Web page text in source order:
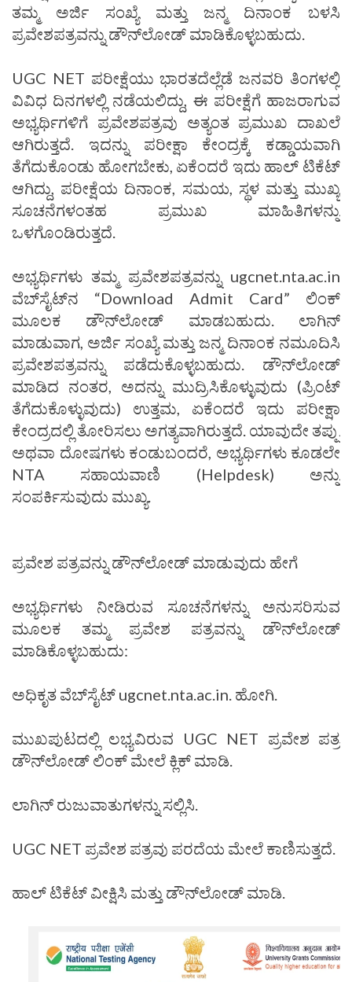
ತಮ್ಮ ಅರ್ಜಿ ಸಂಖ್ಯೆ ಮತ್ತು ಜನ್ಮ ದಿನಾಂಕ ಬಳಸಿ
ಪ್ರವೇಶಪತ್ರವನ್ನು ಡೌನ್‌ಲೋಡ್ ಮಾಡಿಕೊಳ್ಳಬಹುದು.
UGC NET ಪರೀಕ್ಷೆಯು ಭಾರತದೆಲ್ಲೆಡೆ ಜನವರಿ ತಿಂಗಳಲ್ಲಿ
ವಿವಿಧ ದಿನಗಳಲ್ಲಿ ನಡೆಯಲಿದ್ದು, ಈ ಪರೀಕ್ಷೆಗೆ ಹಾಜರಾಗುವ
ಅಭ್ಯರ್ಥಿಗಳಿಗೆ ಪ್ರವೇಶಪತ್ರವು ಅತ್ಯಂತ ಪ್ರಮುಖ ದಾಖಲೆ
ಆಗಿರುತ್ತದೆ. ಇದನ್ನು ಪರೀಕ್ಷಾ ಕೇಂದ್ರಕ್ಕೆ ಕಡ್ಡಾಯವಾಗಿ
ತೆಗೆದುಕೊಂಡು ಹೋಗಬೇಕು, ಏಕೆಂದರೆ ಇದು ಹಾಲ್ ಟಿಕೆಟ್
ಆಗಿದ್ದು, ಪರೀಕ್ಷೆಯ ದಿನಾಂಕ, ಸಮಯ, ಸ್ಥಳ ಮತ್ತು ಮುಖ್ಯ
ಸೂಚನೆಗಳಂತಹ ಪ್ರಮುಖ ಮಾಹಿತಿಗಳನ್ನು
ಒಳಗೊಂಡಿರುತ್ತದೆ.
ಅಭ್ಯರ್ಥಿಗಳು ತಮ್ಮ ಪ್ರವೇಶಪತ್ರವನ್ನು ugcnet.nta.ac.in
ವೆಬ್‌ಸೈಟ್‌ನ “Download Admit Card” ಲಿಂಕ್
ಮೂಲಕ ಡೌನ್‌ಲೋಡ್ ಮಾಡಬಹುದು. ಲಾಗಿನ್
ಮಾಡುವಾಗ, ಅರ್ಜಿ ಸಂಖ್ಯೆ ಮತ್ತು ಜನ್ಮ ದಿನಾಂಕ ನಮೂದಿಸಿ
ಪ್ರವೇಶಪತ್ರವನ್ನು ಪಡೆದುಕೊಳ್ಳಬಹುದು. ಡೌನ್‌ಲೋಡ್
ಮಾಡಿದ ನಂತರ, ಅದನ್ನು ಮುದ್ರಿಸಿಕೊಳ್ಳುವುದು (ಪ್ರಿಂಟ್
ತೆಗೆದುಕೊಳ್ಳುವುದು) ಉತ್ತಮ, ಏಕೆಂದರೆ ಇದು ಪರೀಕ್ಷಾ
ಕೇಂದ್ರದಲ್ಲಿ ತೋರಿಸಲು ಅಗತ್ಯವಾಗಿರುತ್ತದೆ. ಯಾವುದೇ ತಪ್ಪು
ಅಥವಾ ದೋಷಗಳು ಕಂಡುಬಂದರೆ, ಅಭ್ಯರ್ಥಿಗಳು ಕೂಡಲೇ
NTA ಸಹಾಯವಾಣಿ (Helpdesk) ಅನ್ನು
ಸಂಪರ್ಕಿಸುವುದು ಮುಖ್ಯ.
ಪ್ರವೇಶ ಪತ್ರವನ್ನು ಡೌನ್‌ಲೋಡ್ ಮಾಡುವುದು ಹೇಗೆ
ಅಭ್ಯರ್ಥಿಗಳು ನೀಡಿರುವ ಸೂಚನೆಗಳನ್ನು ಅನುಸರಿಸುವ
ಮೂಲಕ ತಮ್ಮ ಪ್ರವೇಶ ಪತ್ರವನ್ನು ಡೌನ್‌ಲೋಡ್
ಮಾಡಿಕೊಳ್ಳಬಹುದು:
ಅಧಿಕೃತ ವೆಬ್‌ಸೈಟ್ ugcnet.nta.ac.in. ಹೋಗಿ.
ಮುಖಪುಟದಲ್ಲಿ ಲಭ್ಯವಿರುವ UGC NET ಪ್ರವೇಶ ಪತ್ರ
ಡೌನ್‌ಲೋಡ್ ಲಿಂಕ್ ಮೇಲೆ ಕ್ಲಿಕ್ ಮಾಡಿ.
ಲಾಗಿನ್ ರುಜುವಾತುಗಳನ್ನು ಸಲ್ಲಿಸಿ.
UGC NET ಪ್ರವೇಶ ಪತ್ರವು ಪರದೆಯ ಮೇಲೆ ಕಾಣಿಸುತ್ತದೆ.
ಹಾಲ್ ಟಿಕೆಟ್ ವೀಕ್ಷಿಸಿ ಮತ್ತು ಡೌನ್‌ಲೋಡ್ ಮಾಡಿ.